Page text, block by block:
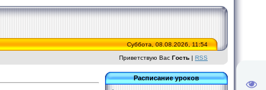
Суббота, 08.08.2026, 11:54
Приветствую Вас Гость | RSS
Расписание уроков